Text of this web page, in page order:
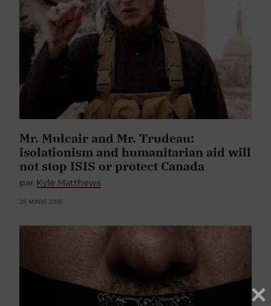
Mr. Mulcair and Mr. Trudeau:
isolationism and humanitarian aid will
not stop ISIS or protect Canada
par Kyle Matthews
25 MARS 2015